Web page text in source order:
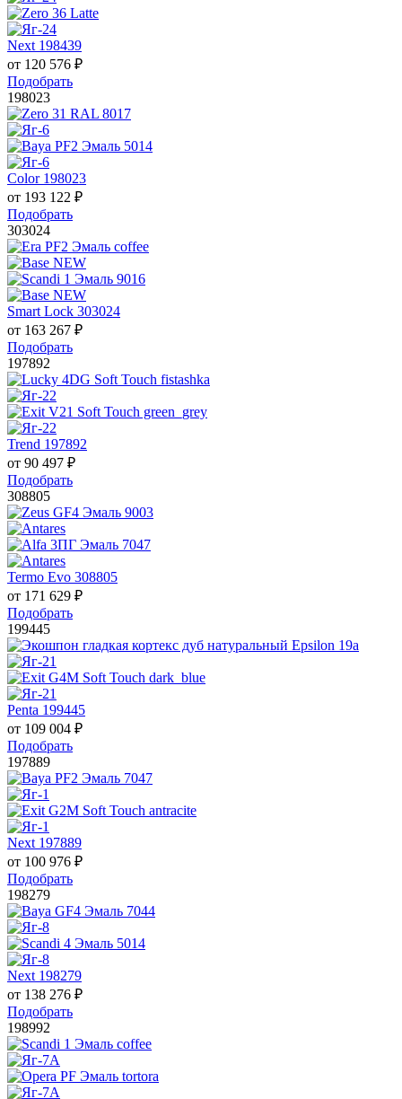
Next 198439
от 120 576 ₽
Подобрать
198023
Color 198023
от 193 122 ₽
Подобрать
303024
Smart Lock 303024
от 163 267 ₽
Подобрать
197892
Trend 197892
от 90 497 ₽
Подобрать
308805
Termo Evo 308805
от 171 629 ₽
Подобрать
199445
Penta 199445
от 109 004 ₽
Подобрать
197889
Next 197889
от 100 976 ₽
Подобрать
198279
Next 198279
от 138 276 ₽
Подобрать
198992